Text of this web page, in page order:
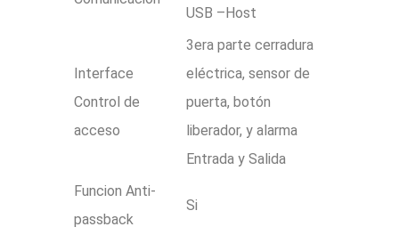
USB –Host
Interface
Control de
acceso
3era parte cerradura
eléctrica, sensor de
puerta, botón
liberador, y alarma
Entrada y Salida
Funcion Anti-
passback
Si